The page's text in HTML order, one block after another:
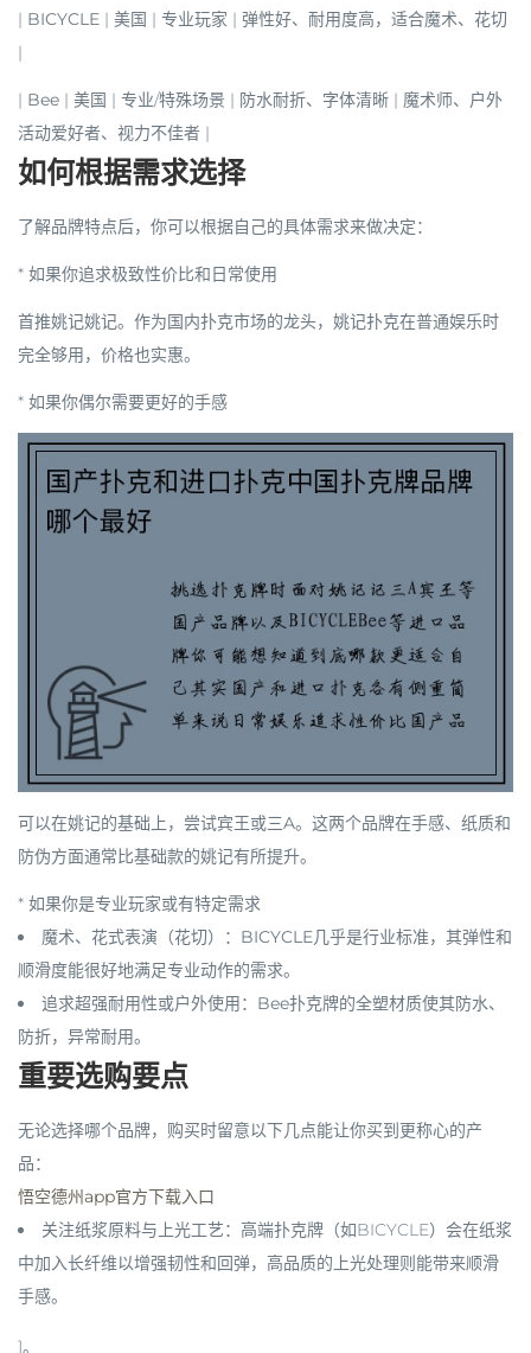
| BICYCLE | 美国 | 专业玩家 | 弹性好、耐用度高，适合魔术、花切
|
| Bee | 美国 | 专业/特殊场景 | 防水耐折、 字体清晰 | 魔术师、户外
活动爱好者、视力不佳者 |
如何根据需求选择
了解品牌特点后，你可以根据自己的具体需求来做决定：
* 如果你追求极致性价比和日常使用
首推姚记姚记。作为国内扑克市场的龙头，姚记扑克在普通娱乐时
完全够用，价格也实惠。
* 如果你偶尔需要更好的手感
可以在姚记的基础上，尝试宾王或三A。这两个品牌在手感、纸质和
防伪方面通常比基础款的姚记有所提升。
* 如果你是专业玩家或有特定需求
魔术、花式表演（花切）
： BICYCLE几乎是行业标准，其弹性和
顺滑度能很好地满足专业动作的需求。
追求超强耐用性或户外使用： Bee扑克牌的全塑材质使其防水、
防折，异常耐用。
重要选购要点
无论选择哪个品牌，购买时留意以下几点能让你买到更称心的产
品：
悟空德州app官方下载入口
关注纸浆原料与上光工艺：高端扑克牌（如BICYCLE）会在纸浆
中加入长纤维以增强韧性和回弹，高品质的上光处理则能带来顺滑
手感。
]。